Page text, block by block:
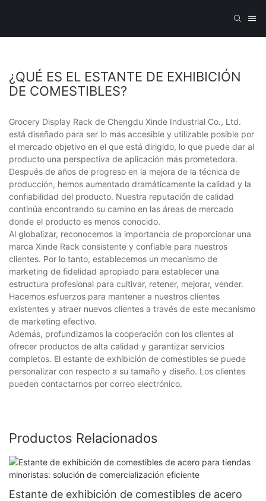
¿QUÉ ES EL ESTANTE DE EXHIBICIÓN
DE COMESTIBLES?
Grocery Display Rack de Chengdu Xinde Industrial Co., Ltd.
está diseñado para ser lo más accesible y utilizable posible por
el mercado objetivo en el que está dirigido, lo que puede dar al
producto una perspectiva de aplicación más prometedora.
Después de años de progreso en la mejora de la técnica de
producción, hemos aumentado dramáticamente la calidad y la
confiabilidad del producto. Nuestra reputación de calidad
continúa encontrando su camino en las áreas de mercado
donde el producto es menos conocido.
Al globalizar, reconocemos la importancia de proporcionar una
marca Xinde Rack consistente y confiable para nuestros
clientes. Por lo tanto, establecemos un mecanismo de
marketing de fidelidad apropiado para establecer una
estructura profesional para cultivar, retener, mejorar, vender.
Hacemos esfuerzos para mantener a nuestros clientes
existentes y atraer nuevos clientes a través de este mecanismo
de marketing efectivo.
Además, profundizamos la cooperación con los clientes al
ofrecer productos de alta calidad y garantizar servicios
completos. El estante de exhibición de comestibles se puede
personalizar con respecto a su tamaño y diseño. Los clientes
pueden contactarnos por correo electrónico.
Productos Relacionados
Estante de exhibición de comestibles de acero